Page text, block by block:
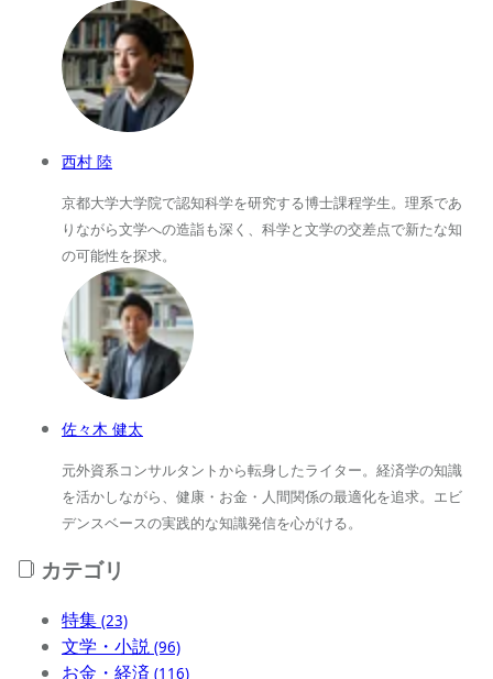
西村 陸
京都大学大学院で認知科学を研究する博士課程学生。理系であ
りながら文学への造詣も深く、科学と文学の交差点で新たな知
の可能性を探求。
佐々木 健太
元外資系コンサルタントから転身したライター。経済学の知識
を活かしながら、健康・お金・人間関係の最適化を追求。エビ
デンスベースの実践的な知識発信を心がける。
カテゴリ
特集 (23)
文学・小説 (96)
お金・経済 (116)